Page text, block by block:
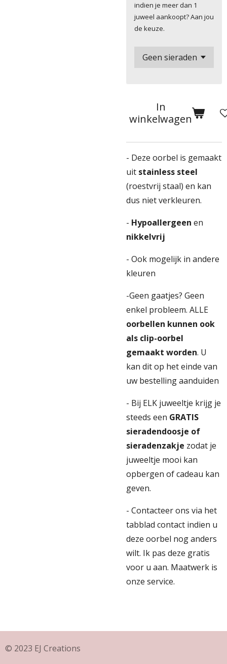
indien je meer dan 1
juweel aankoopt? Aan jou
de keuze.
In
winkelwagen
- Deze oorbel is gemaakt
uit stainless steel
(roestvrij staal) en kan
dus niet verkleuren.
- Hypoallergeen en
nikkelvrij
- Ook mogelijk in andere
kleuren
-Geen gaatjes? Geen
enkel probleem. ALLE
oorbellen kunnen ook
als clip-oorbel
gemaakt worden. U
kan dit op het einde van
uw bestelling aanduiden
- Bij ELK juweeltje krijg je
steeds een GRATIS
sieradendoosje of
sieradenzakje zodat je
juweeltje mooi kan
opbergen of cadeau kan
geven.
- Contacteer ons via het
tabblad contact indien u
deze oorbel nog anders
wilt. Ik pas deze gratis
voor u aan. Maatwerk is
onze service.
© 2023 EJ Creations